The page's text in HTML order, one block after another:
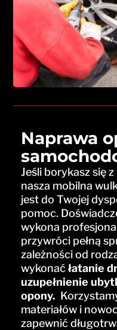
Naprawa
Jeśli borykasz się
nasza mobilna
jest do Twojej
pomoc.
wykona
przywróci pełną
zależności od
wykonaćłatanie
uzupełnienie
opony.
materiałów i
zapewnić